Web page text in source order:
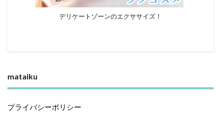
デリケートゾーンのエクササイズ！
mataiku
プライバシーポリシー